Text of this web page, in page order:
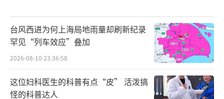
台风西进为何上海局地雨量却刷新纪录
罕见“列车效应”叠加
2026-08-10 23:36:58
这位妇科医生的科普有点“皮” 活泼搞
怪的科普达人